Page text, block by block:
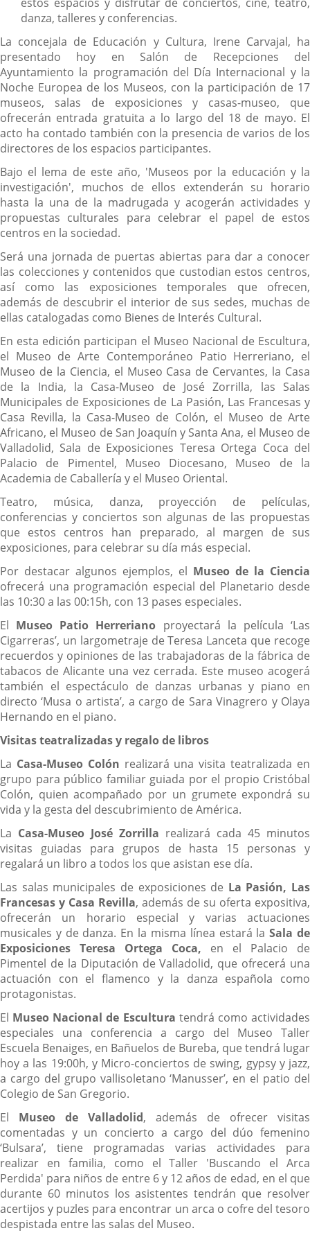
danza, talleres y conferencias.
La concejala de Educación y Cultura, Irene Carvajal, ha
presentado hoy en Salón de Recepciones del
Ayuntamiento la programación del Día Internacional y la
Noche Europea de los Museos, con la participación de 17
museos, salas de exposiciones y casas-museo, que
ofrecerán entrada gratuita a lo largo del 18 de mayo. El
acto ha contado también con la presencia de varios de los
directores de los espacios participantes.
Bajo el lema de este año, 'Museos por la educación y la
investigación', muchos de ellos extenderán su horario
hasta la una de la madrugada y acogerán actividades y
propuestas culturales para celebrar el papel de estos
centros en la sociedad.
Será una jornada de puertas abiertas para dar a conocer
las colecciones y contenidos que custodian estos centros,
así como las exposiciones temporales que ofrecen,
además de descubrir el interior de sus sedes, muchas de
ellas catalogadas como Bienes de Interés Cultural.
En esta edición participan el Museo Nacional de Escultura,
el Museo de Arte Contemporáneo Patio Herreriano, el
Museo de la Ciencia, el Museo Casa de Cervantes, la Casa
de la India, la Casa-Museo de José Zorrilla, las Salas
Municipales de Exposiciones de La Pasión, Las Francesas y
Casa Revilla, la Casa-Museo de Colón, el Museo de Arte
Africano, el Museo de San Joaquín y Santa Ana, el Museo de
Valladolid, Sala de Exposiciones Teresa Ortega Coca del
Palacio de Pimentel, Museo Diocesano, Museo de la
Academia de Caballería y el Museo Oriental.
Teatro, música, danza, proyección de películas,
conferencias y conciertos son algunas de las propuestas
que estos centros han preparado, al margen de sus
exposiciones, para celebrar su día más especial.
Por destacar algunos ejemplos, el Museo de la Ciencia
ofrecerá una programación especial del Planetario desde
las 10:30 a las 00:15h, con 13 pases especiales.
El Museo Patio Herreriano proyectará la película ‘Las
Cigarreras’, un largometraje de Teresa Lanceta que recoge
recuerdos y opiniones de las trabajadoras de la fábrica de
tabacos de Alicante una vez cerrada. Este museo acogerá
también el espectáculo de danzas urbanas y piano en
directo ‘Musa o artista’, a cargo de Sara Vinagrero y Olaya
Hernando en el piano.
Visitas teatralizadas y regalo de libros
La Casa-Museo Colón realizará una visita teatralizada en
grupo para público familiar guiada por el propio Cristóbal
Colón, quien acompañado por un grumete expondrá su
vida y la gesta del descubrimiento de América.
La Casa-Museo José Zorrilla realizará cada 45 minutos
visitas guiadas para grupos de hasta 15 personas y
regalará un libro a todos los que asistan ese día.
Las salas municipales de exposiciones de La Pasión, Las
Francesas y Casa Revilla, además de su oferta expositiva,
ofrecerán un horario especial y varias actuaciones
musicales y de danza. En la misma línea estará laSala de
Exposiciones Teresa Ortega Coca, en el Palacio de
Pimentel de la Diputación de Valladolid, que ofrecerá una
actuación con el flamenco y la danza española como
protagonistas.
El Museo Nacional de Escultura tendrá como actividades
especiales una conferencia a cargo del Museo Taller
Escuela Benaiges, en Bañuelos de Bureba, que tendrá lugar
hoy a las 19:00h, y Micro-conciertos de swing, gypsy y jazz,
a cargo del grupo vallisoletano ‘Manusser’, en el patio del
Colegio de San Gregorio.
El Museo de Valladolid, además de ofrecer visitas
comentadas y un concierto a cargo del dúo femenino
‘Bulsara’, tiene programadas varias actividades para
realizar en familia, como el Taller 'Buscando el Arca
Perdida' para niños de entre 6 y 12 años de edad, en el que
durante 60 minutos los asistentes tendrán que resolver
acertijos y puzles para encontrar un arca o cofre del tesoro
despistada entre las salas del Museo.